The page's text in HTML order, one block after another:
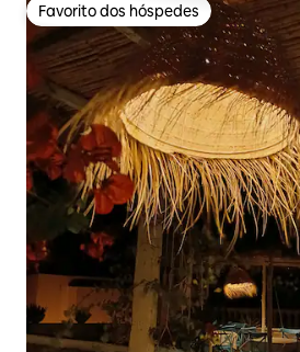
Favorito dos hóspedes
Favorito dos hóspedes